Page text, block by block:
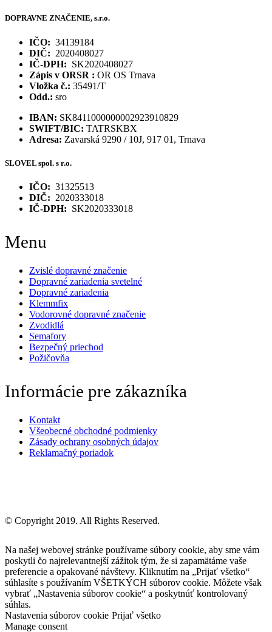
DOPRAVNE ZNAČENIE, s.r.o.
IČO: 34139184
DIČ: 2020408027
IČ-DPH: SK2020408027
Zápis v ORSR : OR OS Trnava
Vložka č.: 35491/T
Odd.: sro
IBAN: SK8411000000002923910829
SWIFT/BIC: TATRSKBX
Adresa: Zavarská 9290 / 10J, 917 01, Trnava
SLOVEL spol. s r.o.
IČO: 31325513
DIČ: 2020333018
IČ-DPH: SK2020333018
Menu
Zvislé dopravné značenie
Dopravné zariadenia svetelné
Dopravné zariadenia
Klemmfix
Vodorovné dopravné značenie
Zvodidlá
Semafory
Bezpečný priechod
Požičovňa
Informácie pre zákazníka
Kontakt
Všeobecné obchodné podmienky
Zásady ochrany osobných údajov
Reklamačný poriadok
© Copyright 2019. All Rights Reserved.
Na našej webovej stránke používame súbory cookie, aby sme vám
poskytli čo najrelevantnejší zážitok tým, že si zapamätáme vaše
preferencie a opakované návštevy. Kliknutím na „Prijať všetko“
súhlasíte s používaním VŠETKÝCH súborov cookie. Môžete však
vybrať „Nastavenia súborov cookie“ a poskytnúť kontrolovaný
súhlas.
Nastavenia súborov cookie Prijať všetko
Manage consent